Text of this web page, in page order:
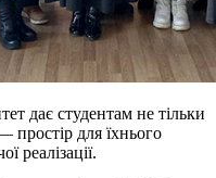
дає студентам не тільки
простір для їхнього
реалізації.